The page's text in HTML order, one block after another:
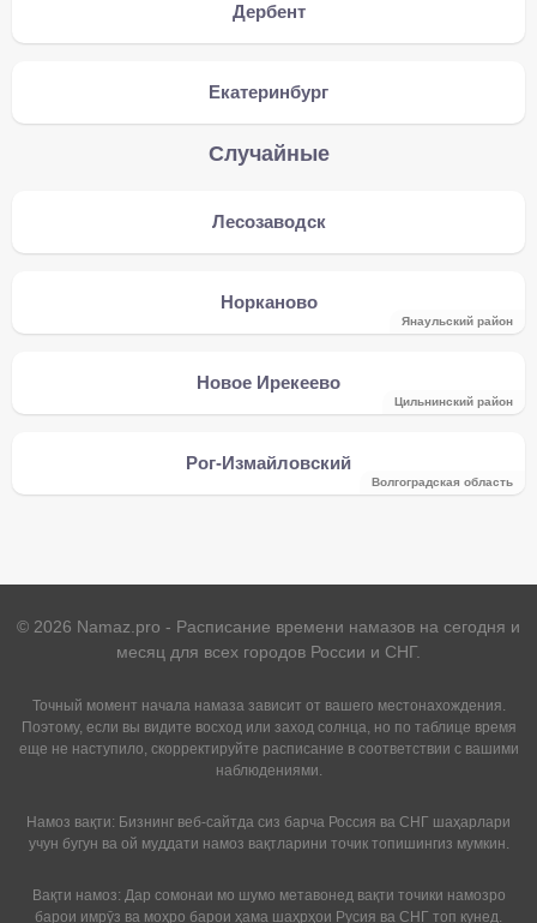
Дербент
Екатеринбург
Случайные
Лесозаводск
Норканово
Янаульский район
Новое Ирекеево
Цильнинский район
Рог-Измайловский
Волгоградская область
© 2026 Namaz.pro - Расписание времени намазов на сегодня и
месяц для всех городов России и СНГ.
Точный момент начала намаза зависит от вашего местонахождения.
Поэтому, если вы видите восход или заход солнца, но по таблице время
еще не наступило, скорректируйте расписание в соответствии с вашими
наблюдениями.
Намоз вақти: Бизнинг веб-сайтда сиз барча Россия ва СНГ шаҳарлари
учун бугун ва ой муддати намоз вақтларини точик топишингиз мумкин.
Вақти намоз: Дар сомонаи мо шумо метавонед вақти точики намозро
барои имрӯз ва моҳро барои ҳама шаҳрҳои Русия ва СНГ топ кунед.